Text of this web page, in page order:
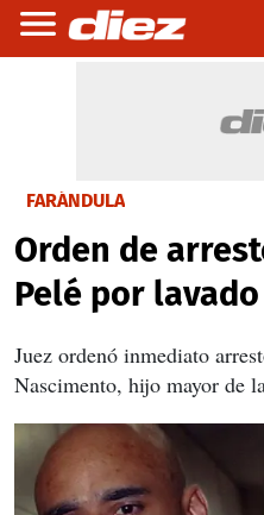
FARÁNDULA
Orden de
Pelé por
Juez ordenó inmediato
Nascimento, hijo mayor de